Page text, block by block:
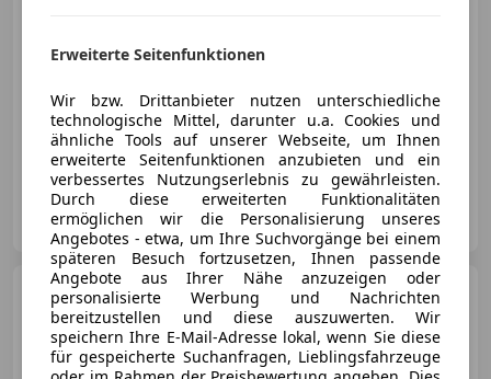
- (Erstzulassung) 0 km Elektro 423 kW (575 PS)
4you Store GmbH
AT-4840 Vöcklabruck
Ford Puma1,0 EcoBoost
Hybrid ST-Line Aut.
Erweiterte Seitenfunktionen
Wir bzw. Drittanbieter nutzen unterschiedliche
technologische Mittel, darunter u.a. Cookies und
ähnliche Tools auf unserer Webseite, um Ihnen
erweiterte Seitenfunktionen anzubieten und ein
verbessertes Nutzungserlebnis zu gewährleisten.
Durch diese erweiterten Funktionalitäten
ermöglichen wir die Personalisierung unseres
Angebotes - etwa, um Ihre Suchvorgänge bei einem
späteren Besuch fortzusetzen, Ihnen passende
Angebote aus Ihrer Nähe anzuzeigen oder
personalisierte Werbung und Nachrichten
bereitzustellen und diese auszuwerten. Wir
speichern Ihre E-Mail-Adresse lokal, wenn Sie diese
für gespeicherte Suchanfragen, Lieblingsfahrzeuge